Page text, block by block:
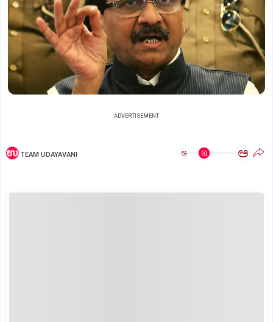
ADVERTISEMENT
TEAM UDAYAVANI ಅ ಅ